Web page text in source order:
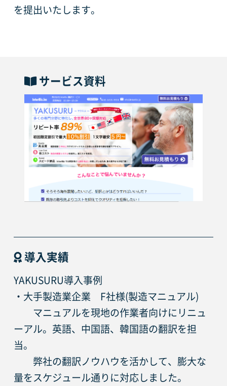
を提出いたします。
サービス資料
導入実績
YAKUSURU導入事例
・大手製造業企業　F社様(製造マニュアル)
マニュアルを現地の作業者向けにリニュ
ーアル。英語、中国語、韓国語の翻訳を担
当。
弊社の翻訳ノウハウを活かして、膨大な
量をスケジュール通りに対応しました。